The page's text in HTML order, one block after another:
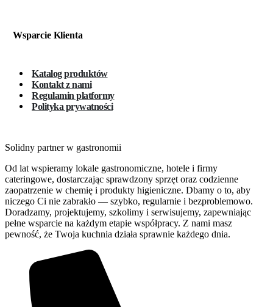
Wsparcie Klienta
Katalog produktów
Kontakt z nami
Regulamin platformy
Polityka prywatności
Solidny partner w gastronomii
Od lat wspieramy lokale gastronomiczne, hotele i firmy
cateringowe, dostarczając sprawdzony sprzęt oraz codzienne
zaopatrzenie w chemię i produkty higieniczne. Dbamy o to, aby
niczego Ci nie zabrakło — szybko, regularnie i bezproblemowo.
Doradzamy, projektujemy, szkolimy i serwisujemy, zapewniając
pełne wsparcie na każdym etapie współpracy. Z nami masz
pewność, że Twoja kuchnia działa sprawnie każdego dnia.